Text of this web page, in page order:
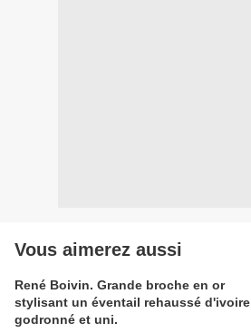
Vous aimerez aussi
René Boivin. Grande broche en or
stylisant un éventail rehaussé d'ivoire
godronné et uni.